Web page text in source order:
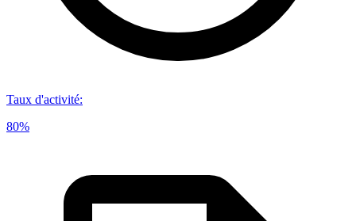
Taux d'activité:
80%